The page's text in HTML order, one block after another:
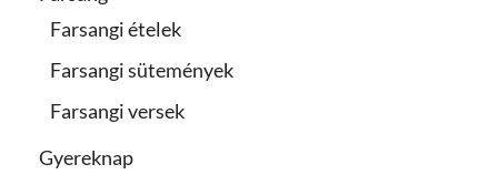
Farsangi ételek
Farsangi sütemények
Farsangi versek
Gyereknap